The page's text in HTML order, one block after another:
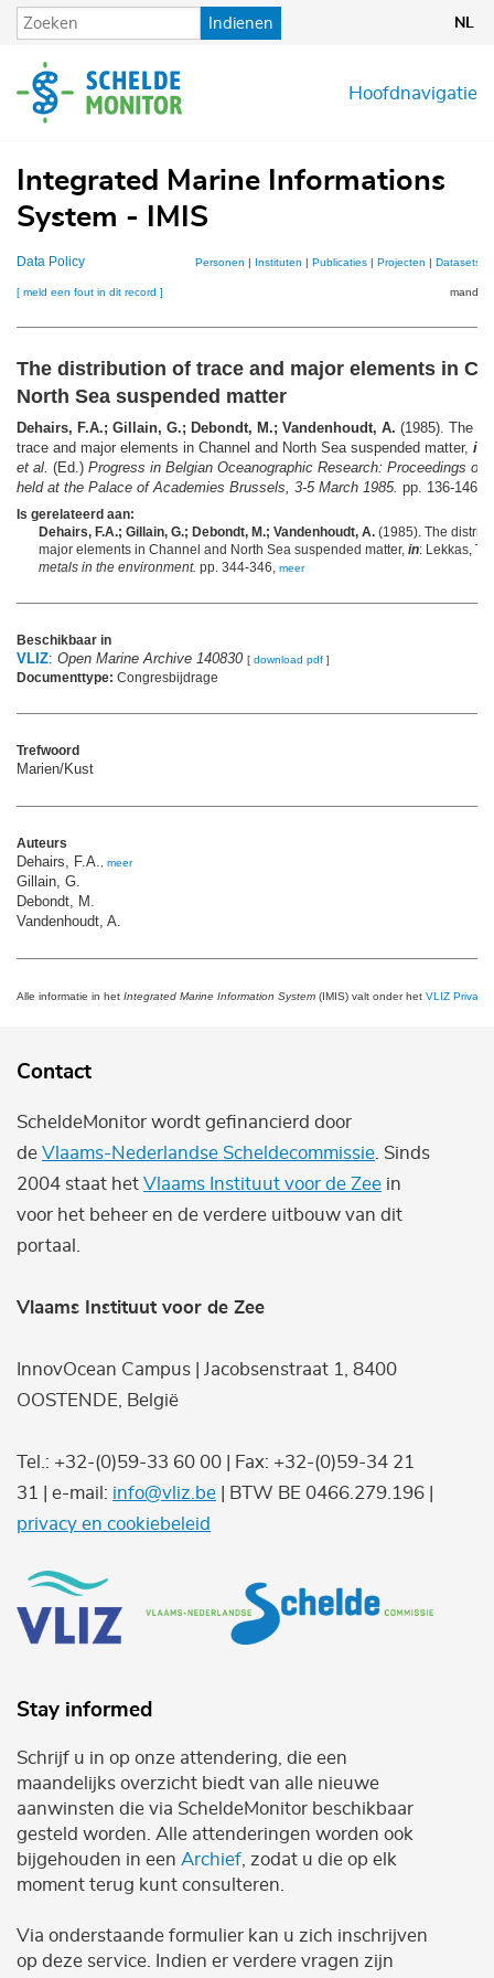
Overslaan
en
de
inhoud
Indienen NL
Hoofdnavigatie
Integrated Marine Informations
System - IMIS
Data Policy Personen | Instituten | Publicaties| Projecten | Datasets
[ meld een fout in dit record ] mandje
The distribution of trace and major elements in
North Sea suspended matter
Dehairs, F.A.; Gillain, G.; Debondt, M.; Vandenhoudt, A. (1985). The
trace and major elements in Channel and North Sea suspended matter, in
et al. (Ed.) Progress in Belgian Oceanographic Research: Proceedings of
held at the Palace of Academies Brussels, 3-5 March 1985. pp. 136-146
Is gerelateerd aan:
Dehairs, F.A.; Gillain, G.; Debondt, M.; Vandenhoudt, A. (1985). The
major elements in Channel and North Sea suspended matter, in: Lekkas,
metals in the environment. pp. 344-346, meer
Beschikbaar in
VLIZ: Open Marine Archive 140830 [ download pdf ]
Documenttype: Congresbijdrage
Trefwoord
Marien/Kust
Auteurs
Dehairs, F.A. meer
Gillain, G.
Debondt, M.
Vandenhoudt, A.
Alle informatie in het Integrated Marine Information System (IMIS) valt onder het VLIZ Privacy
Contact
ScheldeMonitor wordt gefinancierd door
de Vlaams-Nederlandse Scheldecommissie . Sinds
2004 staat het Vlaams Instituut voor de Zee in
voor het beheer en de verdere uitbouw van dit
portaal.
Vlaams Instituut voor de Zee
InnovOcean Campus | Jacobsenstraat 1, 8400
OOSTENDE, België
Tel.: +32-(0)59-33 60 00 | Fax: +32-(0)59-34 21
31 | e-mail: info@vliz.be | BTW BE 0466.279.196 |
privacy en cookiebeleid
Stay informed
Schrijf u in op onze attendering, die een
maandelijks overzicht biedt van alle nieuwe
aanwinsten die via ScheldeMonitor beschikbaar
gesteld worden. Alle attenderingen worden ook
bijgehouden in een Archief , zodat u die op elk
moment terug kunt consulteren.
Via onderstaande formulier kan u zich inschrijven
op deze service. Indien er verdere vragen zijn